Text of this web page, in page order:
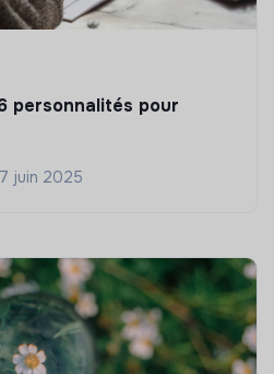
personnalités pour
juin 2025